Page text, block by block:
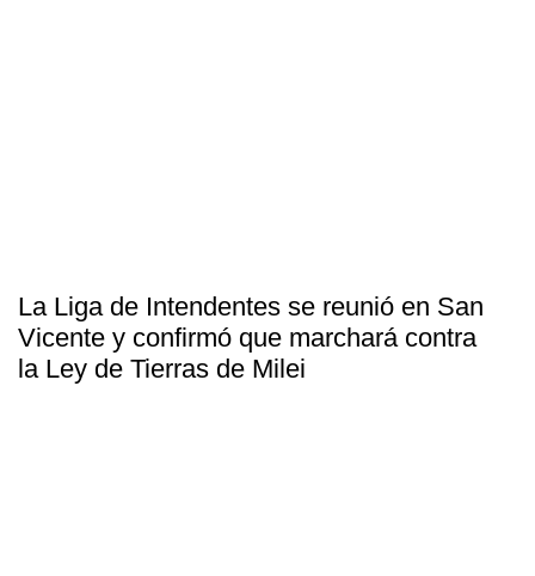
La Liga de Intendentes se reunió en San
Vicente y confirmó que marchará contra
la Ley de Tierras de Milei